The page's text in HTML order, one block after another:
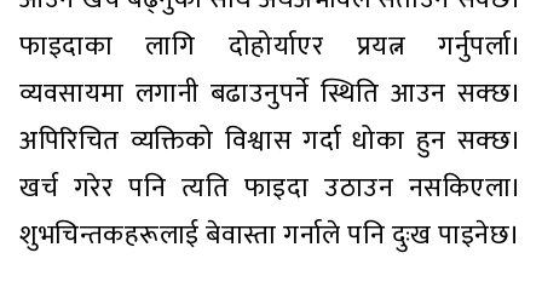
फाइदाका लागि दोहोर्याएर प्रयत्न गर्नुपर्ला।
व्यवसायमा लगानी बढाउनुपर्ने स्थिति आउन सक्छ।
अपिरिचित व्यक्तिको विश्वास गर्दा धोका हुन सक्छ।
खर्च गरेर पनि त्यति फाइदा उठाउन नसकिएला।
शुभचिन्तकहरूलाई बेवास्ता गर्नाले पनि दुःख पाइनेछ।